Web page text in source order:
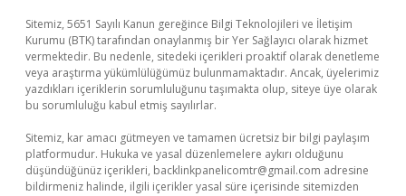
Sitemiz, 5651 Sayılı Kanun gereğince Bilgi Teknolojileri ve İletişim
Kurumu (BTK) tarafından onaylanmış bir Yer Sağlayıcı olarak hizmet
vermektedir. Bu nedenle, sitedeki içerikleri proaktif olarak denetleme
veya araştırma yükümlülüğümüz bulunmamaktadır. Ancak, üyelerimiz
yazdıkları içeriklerin sorumluluğunu taşımakta olup, siteye üye olarak
bu sorumluluğu kabul etmiş sayılırlar.
Sitemiz, kar amacı gütmeyen ve tamamen ücretsiz bir bilgi paylaşım
platformudur. Hukuka ve yasal düzenlemelere aykırı olduğunu
düşündüğünüz içerikleri, backlinkpanelicomtr@gmail.com adresine
bildirmeniz halinde, ilgili içerikler yasal süre içerisinde sitemizden